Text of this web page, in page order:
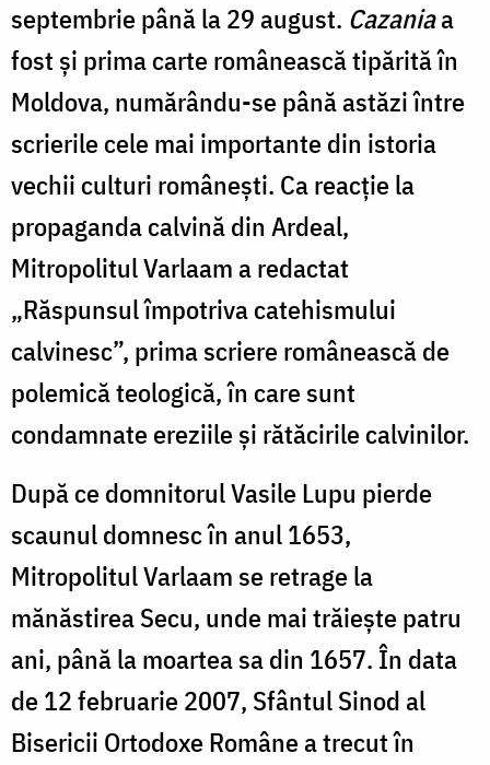
septembrie până la 29 august. Cazaniaa
fost şi prima carte românească tipărită în
Moldova, numărându-se până astăzi între
scrierile cele mai importante din istoria
vechii culturi româneşti. Ca reacţie la
propaganda calvină din Ardeal,
Mitropolitul Varlaam a redactat
„Răspunsul împotriva catehismului
calvinesc”, prima scriere românească de
polemică teologică, în care sunt
condamnate ereziile şi rătăcirile calvinilor.
După ce domnitorul Vasile Lupu pierde
scaunul domnesc în anul 1653,
Mitropolitul Varlaam se retrage la
mănăstirea Secu, unde mai trăieşte patru
ani, până la moartea sa din 1657. În data
de 12 februarie 2007, Sfântul Sinod al
Bisericii Ortodoxe Române a trecut în